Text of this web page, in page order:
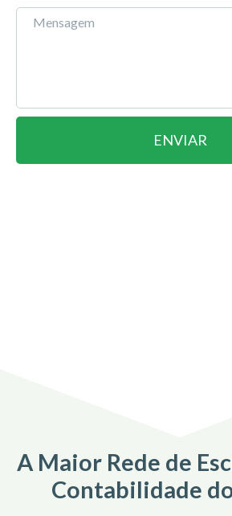
ENVIAR
A Maior Rede de
Contabilidade